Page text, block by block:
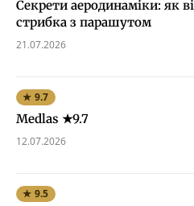
Секрети аеродинаміки: як
стрибка з парашутом
21.07.2026
★ 9.7
Medlas ★9.7
12.07.2026
★ 9.5